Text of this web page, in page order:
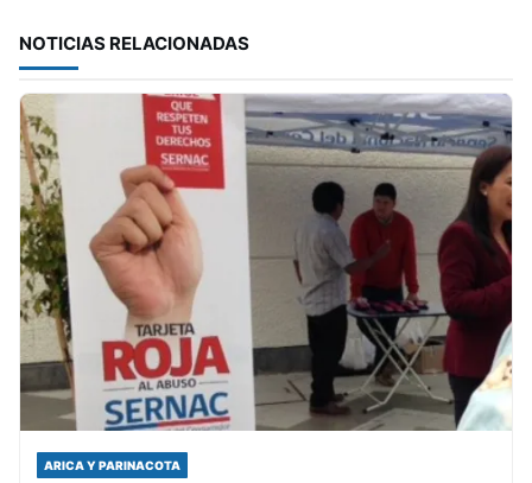
NOTICIAS RELACIONADAS
ARICA Y PARINACOTA